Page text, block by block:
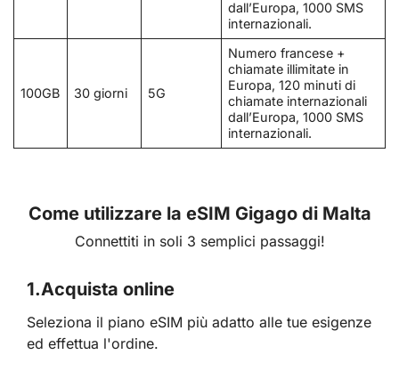
dall’Europa, 1000 SMS
internazionali.
100GB 30 giorni 5G
Numero francese +
chiamate illimitate in
Europa, 120 minuti di
chiamate internazionali
dall’Europa, 1000 SMS
internazionali.
Come utilizzare la eSIM Gigago di Malta
Connettiti in soli 3 semplici passaggi!
1.Acquista online
Seleziona il piano eSIM più adatto alle tue esigenze
ed effettua l'ordine.